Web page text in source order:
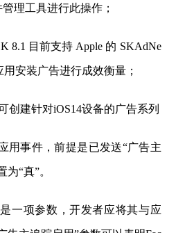
理工具进行此操作；
8.1 目前支持 Apple 的 SKAdNe
安装广告进行成效衡量；
创建针对iOS14设备的广告系列
用事件，前提是已发送“广告主
“真”。
一项参数，开发者应将其与应